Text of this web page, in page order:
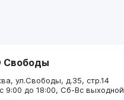
Свободы
ул.Свободы, д.35, стр.14
9:00 до 18:00, Сб-Вс выходной